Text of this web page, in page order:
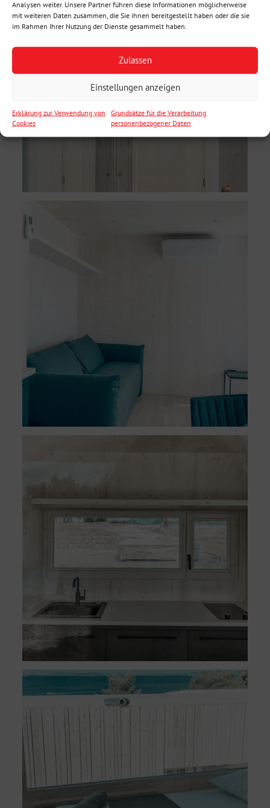
Analysen weiter. Unsere Partner führen diese Informationen möglicherweise
mit weiteren Daten zusammen, die Sie ihnen bereitgestellt haben oder die sie
im Rahmen Ihrer Nutzung der Dienste gesammelt haben.
Zulassen
Einstellungen anzeigen
Erklärung zur Verwendung von
Cookies
Grundsätze für die Verarbeitung
personenbezogener Daten